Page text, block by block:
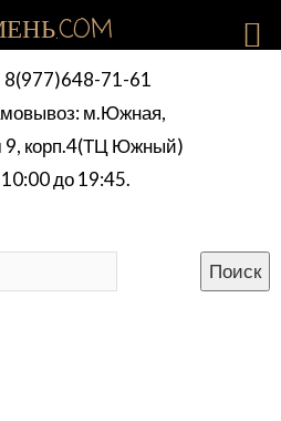
8(977)648-71-61
м.Южная,
9, корп.4(ТЦ Южный)
до 19:45.
Искать:
Поиск